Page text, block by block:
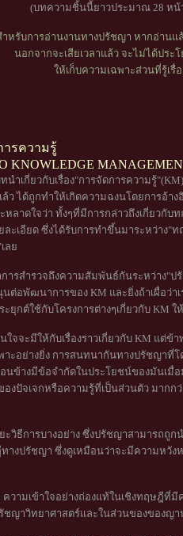
(บทความชิ้นนี้ยาวประมาณ 28 หน้
หรับการอ่านงานทางปรัชญา หากอ่านแ
นอกจากจะเสียเวลาแล้ว จะไม่ได้ประ
ให้เก็บความเฉพาะส่วนที่รู้เรื่
ารความรู้
KNOWLEDGE
ำเกี่ยวกับเรื่อง"การจัดการความรู้
ล้ว ได้ถูกทำให้เกิดความฉงนโดยการอ้
หลาดใจว่า ทั้งๆที่มีการกล่าวถึงเกี่ยว
ละเอียด ซึ่งได้รับการทำขึ้นมาระหว่าง
ลย
ารสำรวจถึงความสัมพันธ์กันระหว่าง"
อพัฒนาการของ KM และยิ่งถ้าเผื่อว่าเ
ะยุกต์ใช้กับโครงการต่างๆเกี่ยวกับ KM
จจะมีให้กับเรื่องราวเกี่ยวกับ KM แต่ข้
าะอย่างยิ่ง การสนทนากันทางปรัชญาที่
ข้างมีข้อจำกัดในประโยชน์ของมันเมื่อ
งปัจเจกหรือความรู้ที่เป็นส่วนตัว มากก
วิธีการบางอย่าง ซึ่งปรัชญาสามารถถูก
างปรัชญา ซึ่งดูเหมือนว่าจะมีความหวั
ความเข้าใจอย่างถ่องแท้ในเชิงทฤษฎี
ชญาวิทยาศาสตร์และในส่วนของของญา